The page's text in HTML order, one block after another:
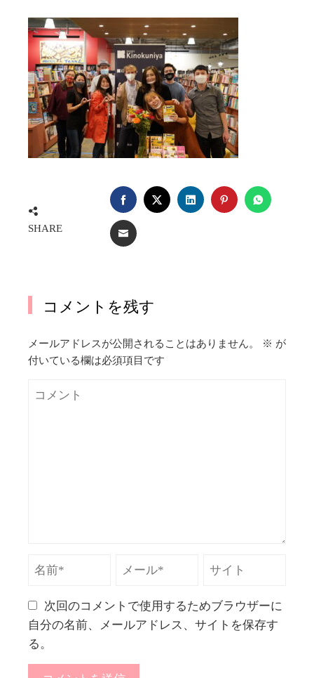
SHARE
FACEBOOKTWITTERLINKEDINPINTEREST
EMAIL
コメントを残す
メールアドレスが公開されることはありません。 ※ が
付いている欄は必須項目です
次回のコメントで使用するためブラウザーに
自分の名前、メールアドレス、サイトを保存す
る。